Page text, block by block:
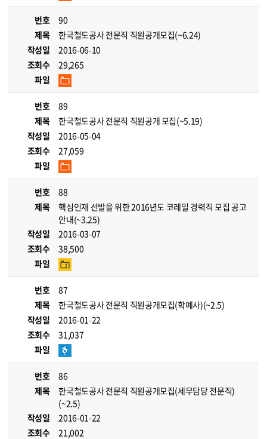
번호
90
제목
한국철도공사 전문직 직원공개모집(~6.24)
작성일
2016-06-10
조회수
29,265
파일
번호
89
제목
한국철도공사 전문직 직원공개 모집(~5.19)
작성일
2016-05-04
조회수
27,059
파일
번호
88
제목
핵심인재 선발을 위한 2016년도 코레일 경력직 모집 공고
안내(~3.25)
작성일
2016-03-07
조회수
38,500
파일
번호
87
제목
한국철도공사 전문직 직원공개모집(학예사)(~2.5)
작성일
2016-01-22
조회수
31,037
파일
번호
86
제목
한국철도공사 전문직 직원공개모집(세무담당 전문직)
(~2.5)
작성일
2016-01-22
조회수
21,002